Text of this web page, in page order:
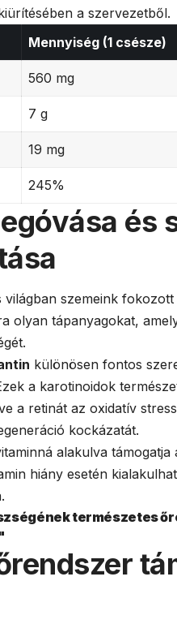
a szervezetből.
Mennyiség (1 csésze)
560 mg
7 g
19 mg
245%
és
világban szemeink
olyan tápanyagokat,
különösen fontos
a karotinoidok
a retinát az oxidatív
kockázatát.
alakulva
hiány esetén
természetes